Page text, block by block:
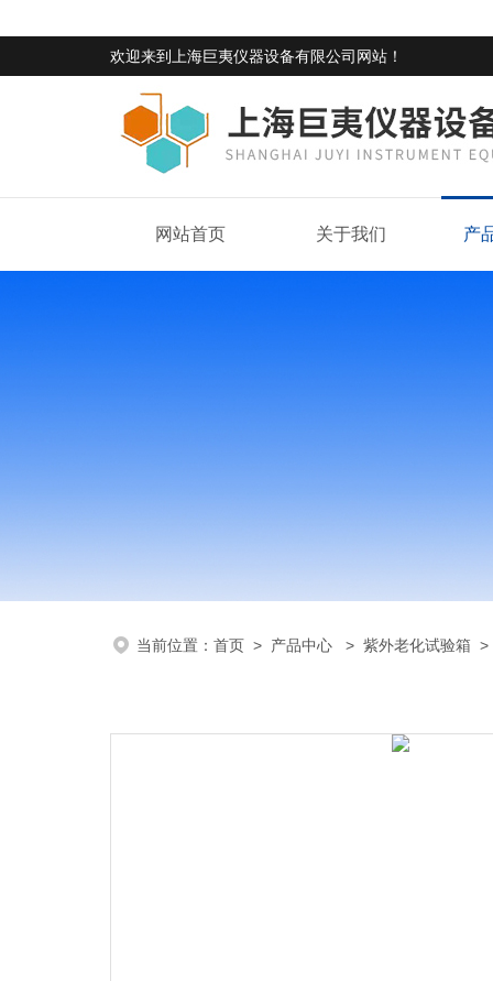
欢迎来到 上海巨夷仪器设备有限公司网站 ！
网站首页 关于我们 产
当前位置： 首页 > 产品中心 > 紫外老化试验箱